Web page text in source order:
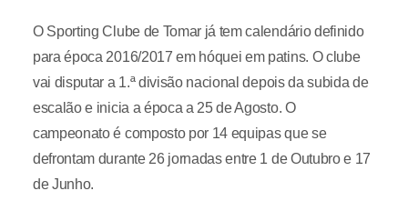
O Sporting Clube de Tomar já tem calendário definido
para época 2016/2017 em hóquei em patins. O clube
vai disputar a 1.ª divisão nacional depois da subida de
escalão e inicia a época a 25 de Agosto. O
campeonato é composto por 14 equipas que se
defrontam durante 26 jornadas entre 1 de Outubro e 17
de Junho.